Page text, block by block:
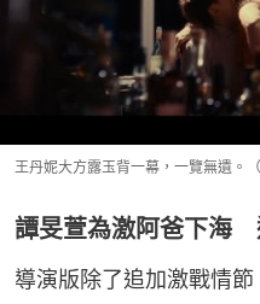
王丹妮大方露玉背一幕，一覽無遺。
譚旻萱為激阿爸下海
導演版除了追加激戰情